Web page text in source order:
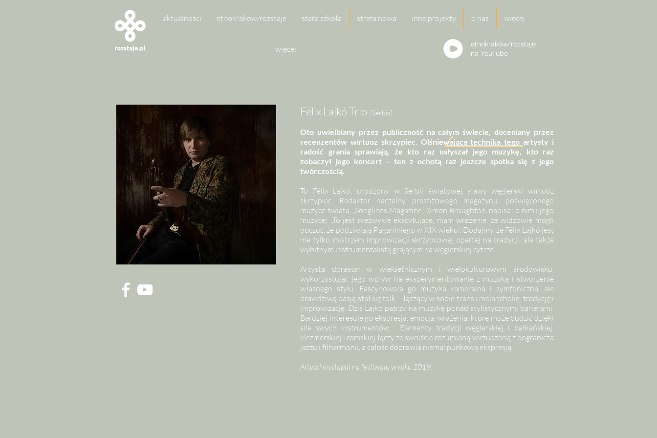
aktualności etnokraków/rozstaje stara szkoła strefa nowa inne projekty o nas więcej
więcej
etnokraków/rozstaje
na YouTube
Félix LajkóTrio [Serbia]
Oto uwielbiany przez publiczność na całym świecie, doceniany przez
recenzentów wirtuoz skrzypiec. Olśniewająca technika tego artysty i
radość grania sprawiają, że kto raz usłyszał jego muzykę, kto raz
zobaczył jego koncert – ten z ochotą raz jeszcze spotka się z jego
twórczością.
To Félix Lajkó, urodzony w Serbii światowej sławy węgierski wirtuoz
skrzypiec. Redaktor naczelny prestiżowego magazynu, poświęconego
muzyce świata, „Songlines Magazine”, Simon Broughton, napisał o nim i jego
muzyce: „To jest niezwykle ekscytujące, mam wrażenie, że widzowie mogli
poczuć, że podziwiają Paganiniego w XIX wieku”. Dodajmy, że Félix Lajkó jest
nie tylko mistrzem improwizacji skrzypcowej opartej na tradycji, ale także
wybitnym instrumentalistą grającym na węgierskiej cytrze.
Artysta dorastał w wieloetnicznym i wielokulturowym środowisku,
wykorzystując jego wpływ na eksperymentowanie z muzyką i stworzenie
własnego stylu. Fascynowała go muzyka kameralna i symfoniczna, ale
prawdziwą pasją stał się folk – łączący w sobie trans i melancholię, tradycję i
improwizację. Dziś Lajko patrzy na muzykę ponad stylistycznymi barierami.
Bardziej interesuje go ekspresja, emocja, wrażenia, które może budzić dzięki
sile swych instrumentów. Elementy tradycji węgierskiej i bałkańskiej,
klezmerskiej i romskiej łączy ze swoiście rozumianą wirtuozerią z pogranicza
jazzu i filharmonii, a całość doprawia niemal punkową ekspresją.
Artyści wystąpili na festiwalu w roku 2019.